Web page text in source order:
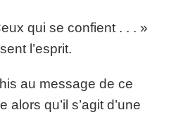
qui se confient . . . »
l’esprit.
au message de ce
qu’il s’agit d’une